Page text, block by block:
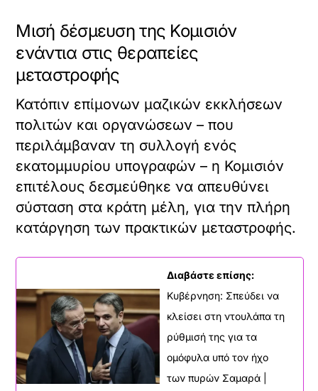
Μισή δέσμευση της Κομισιόν
ενάντια στις θεραπείες
μεταστροφής
Κατόπιν επίμονων μαζικών εκκλήσεων
πολιτών και οργανώσεων – που
περιλάμβαναν τη συλλογή ενός
εκατομμυρίου υπογραφών – η Κομισιόν
επιτέλους δεσμεύθηκε να απευθύνει
σύσταση στα κράτη μέλη, για την πλήρη
κατάργηση των πρακτικών μεταστροφής.
Διαβάστε επίσης:
Κυβέρνηση: Σπεύδει να
κλείσει στη ντουλάπα τη
ρύθμισή της για τα
ομόφυλα υπό τον ήχο
των πυρών Σαμαρά |